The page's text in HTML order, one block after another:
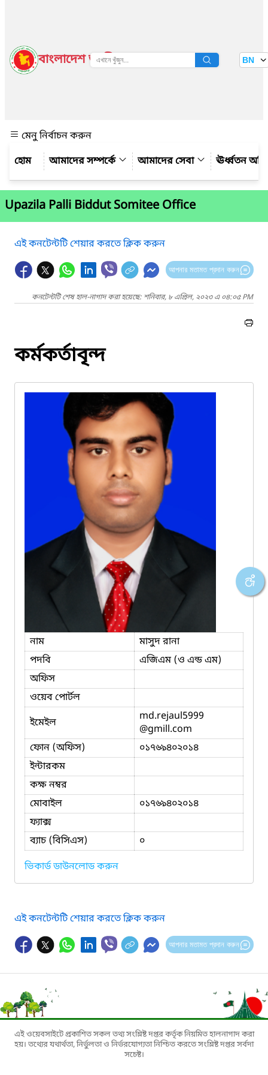
বাংলাদেশ জাতীয় তথ্য বাতায়ন BN
মেনু নির্বাচন করুন
আমাদের সম্পর্কে
আমাদের সেবা ঊর্ধ্বতন
Upazila Palli Biddut Somitee Office
এই কনটেন্টটি শেয়ার করতে ক্লিক করুন
আপনার মতামত প্রদান করুন
কনটেন্টটি শেষ হাল-নাগাদ করা হয়েছে: শনিবার, ৮ এপ্রিল, ২০২৩ এ ০৪:০৫ PM
কর্মকর্তাবৃন্দ
নাম
মাসুদ রানা
পদবি
এজিএম (ও এন্ড এম)
অফিস
ওয়েব পোর্টল
ইমেইল
md.rejaul5999
@gmill.com
ফোন (অফিস)
০১৭৬৯৪০২০১৪
ইন্টারকম
কক্ষ নম্বর
মোবাইল
০১৭৬৯৪০২০১৪
ফ্যাক্স
ব্যাচ (বিসিএস)
০
ভিকার্ড ডাউনলোড করুন
এই কনটেন্টটি শেয়ার করতে ক্লিক করুন
আপনার মতামত প্রদান করুন
এই ওয়েবসাইটে প্রকাশিত সকল তথ্য সংশ্লিষ্ট দপ্তর কর্তৃক নিয়মিত হালনাগাদ করা
হয়। তথ্যের যথার্থতা, নির্ভুলতা ও নির্ভরযোগ্যতা নিশ্চিত করতে সংশ্লিষ্ট দপ্তর সর্বদা
সচেষ্ট।